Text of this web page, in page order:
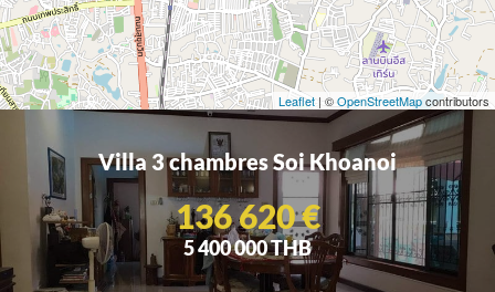
Leaflet | ©OpenStreetMapcontributors
Villa 3 chambres Soi Khoanoi
136 620 €
5 400 000 THB